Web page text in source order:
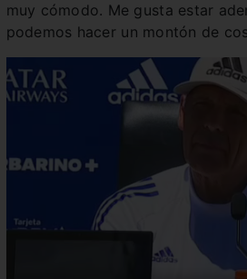
muy cómodo. Me gusta estar
podemos hacer un montón de